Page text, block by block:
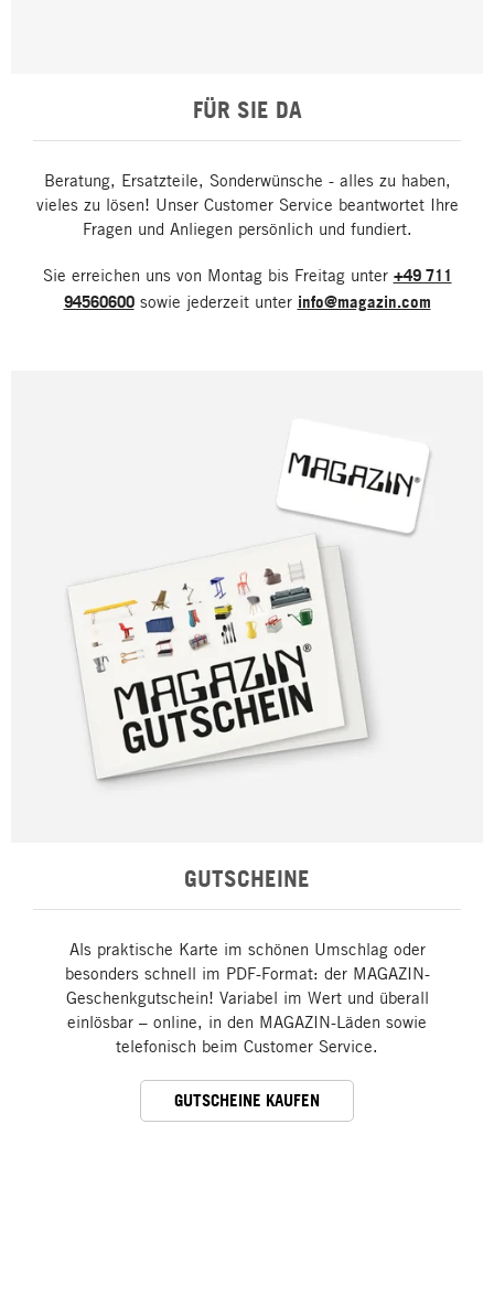
FÜR SIE DA
Beratung, Ersatzteile, Sonderwünsche - alles zu haben,
vieles zu lösen! Unser Customer Service beantwortet Ihre
Fragen und Anliegen persönlich und fundiert.
Sie erreichen uns von Montag bis Freitag unter +49 711
94560600sowie jederzeit unter info@magazin.com
GUTSCHEINE
Als praktische Karte im schönen Umschlag oder
besonders schnell im PDF-Format: der MAGAZIN-
Geschenkgutschein! Variabel im Wert und überall
einlösbar – online, in den MAGAZIN-Läden sowie
telefonisch beim Customer Service.
GUTSCHEINE KAUFEN